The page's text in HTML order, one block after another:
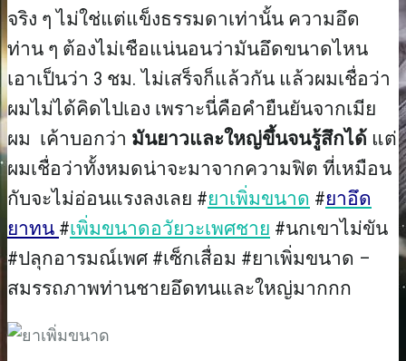
จริง ๆ ไม่ใช่แต่แข็งธรรมดาเท่านั้น ความอึด
ท่าน ๆ ต้องไม่เชือแน่นอนว่ามันอึดขนาดไหน
เอาเป็นว่า 3 ชม. ไม่เสร็จก็แล้วกัน แล้วผมเชื่อว่า
ผมไม่ได้คิดไปเอง เพราะนี่คือคำยืนยันจากเมีย
ผม เค้าบอกว่า มันยาวและใหญ่ขึ้นจนรู้สึกได้ แต่
ผมเชื่อว่าทั้งหมดน่าจะมาจากความฟิต ที่เหมือน
กับจะไม่อ่อนแรงลงเลย #ยาเพิ่มขนาด #ยาอึด
ยาทน #เพิ่มขนาดอวัยวะเพศชาย #นกเขาไม่ขัน
#ปลุกอารมณ์เพศ #เซ็กเสื่อม #ยาเพิ่มขนาด –
สมรรถภาพท่านชายอึดทนและใหญ่มากกก